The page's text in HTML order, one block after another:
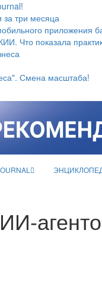
за три месяца
приложения
Что показала
Смена масштаба!